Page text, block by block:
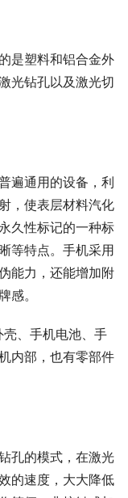
是塑料和铝合金外
光钻孔以及激光切
遍通用的设备，利
，使表层材料汽化
久性标记的一种标
等特点。手机采用
能力，还能增加附
感。
、手机电池、手
内部，也有零部件
孔的模式，在激光
的速度，大大降低